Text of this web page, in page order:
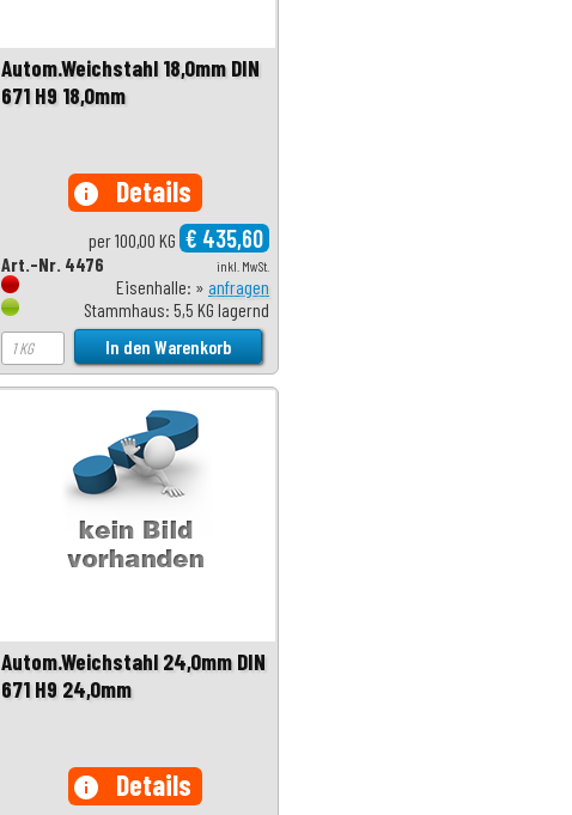
Autom.Weichstahl 18,0mm DIN
671 H9 18,0mm
info Details
per 100,00 KG € 435,60
inkl. MwSt.
Art.-Nr. 4476
Eisenhalle: » anfragen
Stammhaus: 5,5 KG lagernd
Autom.Weichstahl 24,0mm DIN
671 H9 24,0mm
info Details